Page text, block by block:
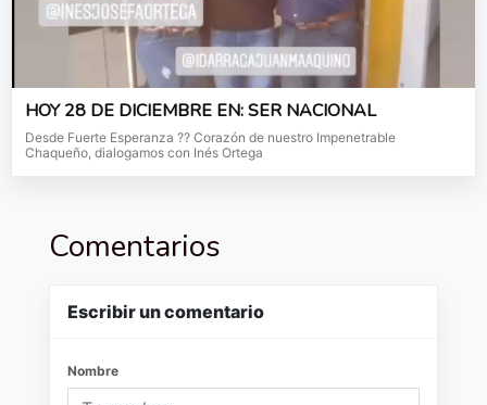
HOY 28 DE DICIEMBRE EN: SER NACIONAL
Desde Fuerte Esperanza ?? Corazón de nuestro Impenetrable
Chaqueño, dialogamos con Inés Ortega
Comentarios
Escribir un comentario
Nombre